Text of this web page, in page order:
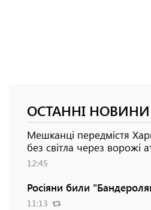
ОСТАННІ НОВИНИ
Мешканці передмістя
без світла через ворожі
12:45
Росіяни били
11:13